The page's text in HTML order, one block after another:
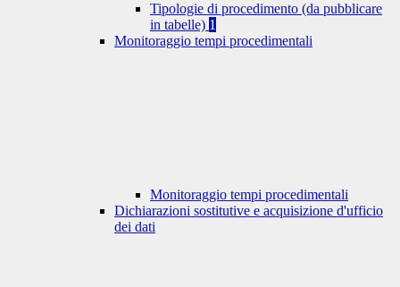
Tipologie di procedimento (da pubblicare
in tabelle) 1
Monitoraggio tempi procedimentali
Monitoraggio tempi procedimentali
Dichiarazioni sostitutive e acquisizione d'ufficio
dei dati